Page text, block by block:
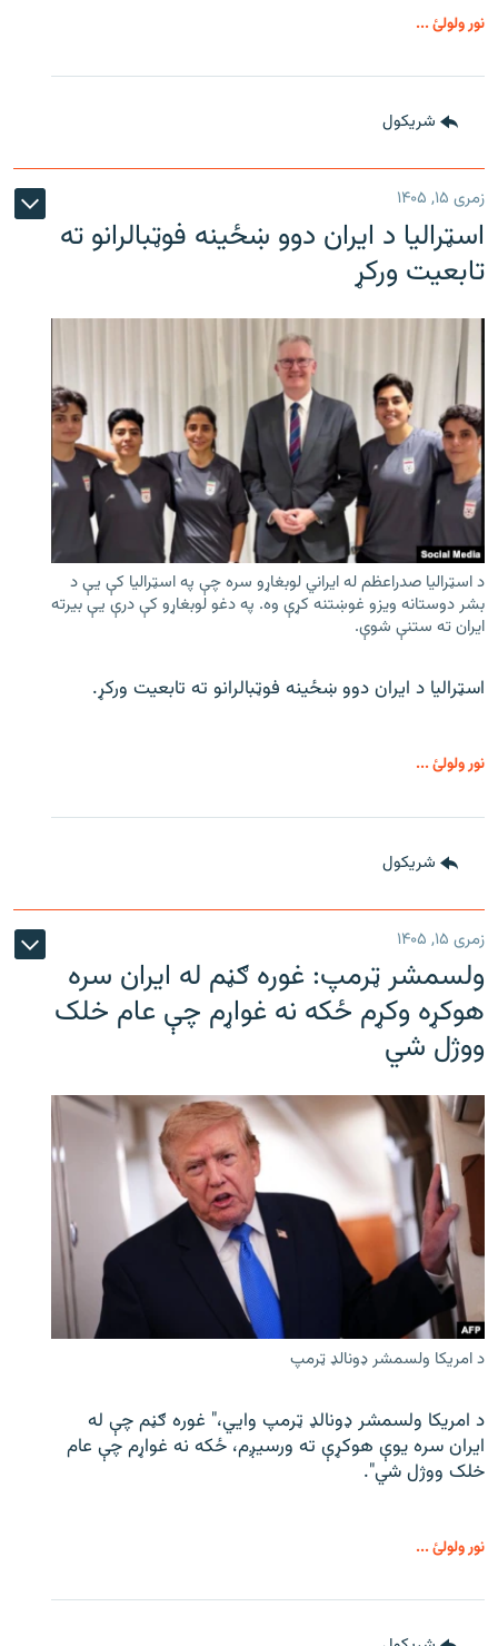
نور ولولئ ...
شريکول
زمری ۱۵, ۱۴۰۵
اسټرالیا د ایران دوو ښځینه فوټبالرانو ته
تابعیت ورکړ
د اسټرالیا صدراعظم له ایراني لوبغاړو سره چې په اسټرالیا کې يې د
بشر دوستانه ویزو غوښتنه کړې وه. په دغو لوبغاړو کې درې يې بیرته
ایران ته ستنې شوې.
اسټرالیا د ایران دوو ښځینه فوټبالرانو ته تابعیت ورکړ.
نور ولولئ ...
شريکول
زمری ۱۵, ۱۴۰۵
ولسمشر ټرمپ: غوره ګڼم له ایران سره
هوکړه وکړم ځکه نه غواړم چې عام خلک
ووژل شي
د امریکا ولسمشر ډونالډ ټرمپ
د امریکا ولسمشر ډونالډ ټرمپ وايي،" غوره ګڼم چې له
ایران سره یوې هوکړې ته ورسیږم، ځکه نه غواړم چې عام
خلک ووژل شي".
نور ولولئ ...